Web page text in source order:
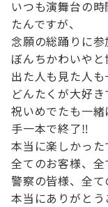
いつも演舞台の
たんですが、
念願の総踊りに
ぼんちかわいや
出た人も見た人
どんたくが大好
祝いめでたも一緒
手一本で終了‼️
本当に楽しかっ
全てのお客様、全
警察の皆様、全て
本当にありがと